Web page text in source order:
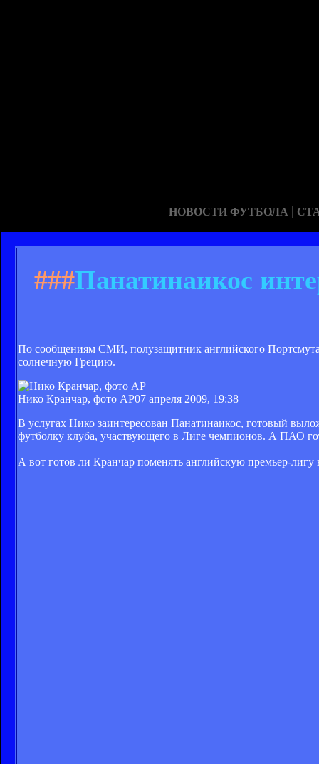
НОВОСТИ ФУТБОЛА |
###Панатинаикос
По сообщениям СМИ, полузащитник английского
солнечную Грецию.
Нико Кранчар, фото AP07 апреля 2009, 19:38
В услугах Нико заинтересован Панатинаикос, готовый
футболку клуба, участвующего в Лиге чемпионов. А ПАО
А вот готов ли Кранчар поменять английскую премьер-лигу